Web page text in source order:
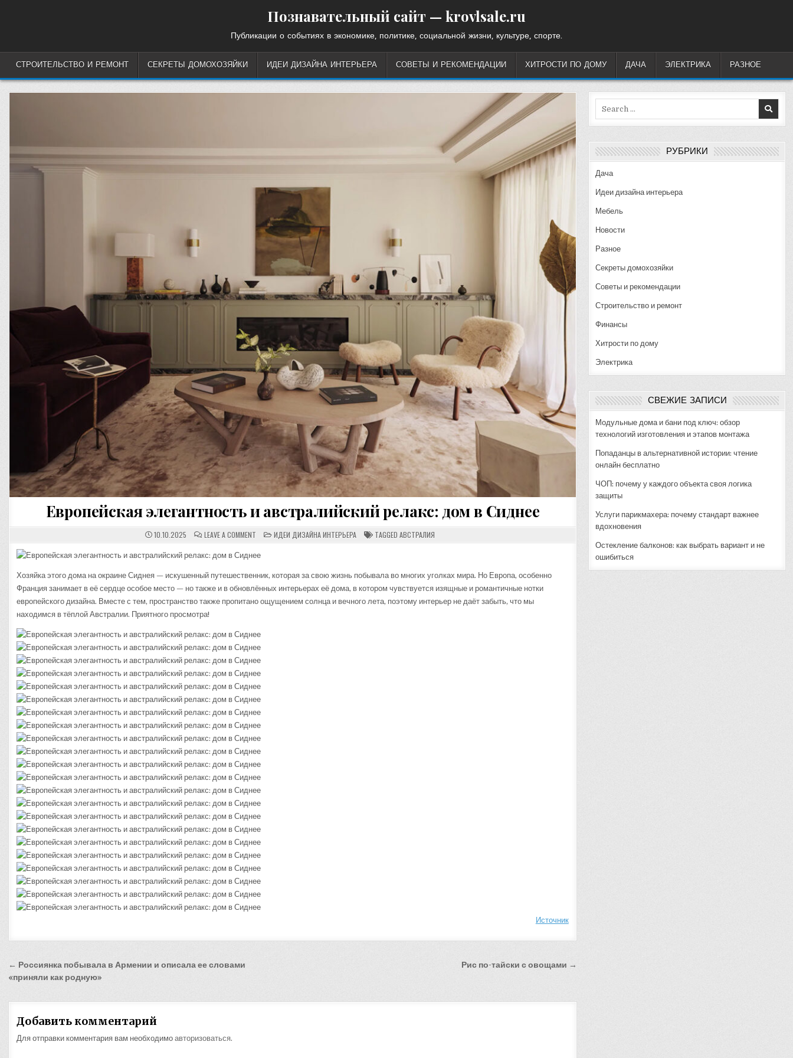
Познавательный сайт — krovlsale.ru
Публикации о событиях в экономике, политике, социальной жизни, культуре, спорте.
СТРОИТЕЛЬСТВО И РЕМОНТ СЕКРЕТЫ ДОМОХОЗЯЙКИ ИДЕИ ДИЗАЙНА ИНТЕРЬЕРА СОВЕТЫ И РЕКОМЕНДАЦИИ ХИТРОСТИ ПО ДОМУ ДАЧА ЭЛЕКТРИКА РАЗНОЕ
Европейская элегантность и австралийский релакс: дом в Сиднее
10.10.2025 LEAVE A COMMENTON
ЕВРОПЕЙСКАЯ
И
ДОМ
В
СИДНЕЕ
POSTED
IN
ИДЕИ ДИЗАЙНА ИНТЕРЬЕРА TAGGED АВСТРАЛИЯ
Хозяйка этого дома на окраине Сиднея — искушенный путешественник, которая за свою жизнь побывала во многих уголках мира. Но Европа, особенно
Франция занимает в её сердце особое место — но также и в обновлённых интерьерах её дома, в котором чувствуется изящные и романтичные нотки
европейского дизайна. Вместе с тем, пространство также пропитано ощущением солнца и вечного лета, поэтому интерьер не даёт забыть, что мы
находимся в тёплой Австралии. Приятного просмотра!
Источник
Навигация
по
записям
Рис по-тайски с овощами →
← Россиянка побывала в Армении и описала ее словами
«приняли как родную»
Добавить комментарий
Для отправки комментария вам необходимоавторизоваться.
РУБРИКИ
Дача
Идеи дизайна интерьера
Мебель
Новости
Разное
Секреты домохозяйки
Советы и рекомендации
Строительство и ремонт
Финансы
Хитрости по дому
Электрика
СВЕЖИЕ ЗАПИСИ
Модульные дома и бани под ключ: обзор
технологий изготовления и этапов монтажа
Попаданцы в альтернативной истории: чтение
онлайн бесплатно
ЧОП: почему у каждого объекта своя логика
защиты
Услуги парикмахера: почему стандарт важнее
вдохновения
Остекление балконов: как выбрать вариант и не
ошибиться